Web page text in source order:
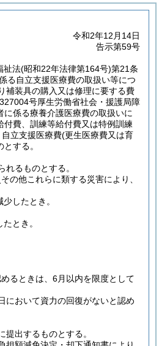
令和2年12月14日
告示第59号
祉法(昭和22年法律第164号)第21条
る自立支援医療費の取扱い等につ
補装具の購入又は修理に要する費
号厚生労働省社会・援護局障
係る療養介護医療費の取扱いに
付費、訓練等給付費又は特例訓練
自立支援医療費(更生医療費又は育
する。
るものとする。
の他これらに類する災害により、
したとき。
とき。
るときは、6月以内を限度として
において資力の回復がないと認め
出するものとする。